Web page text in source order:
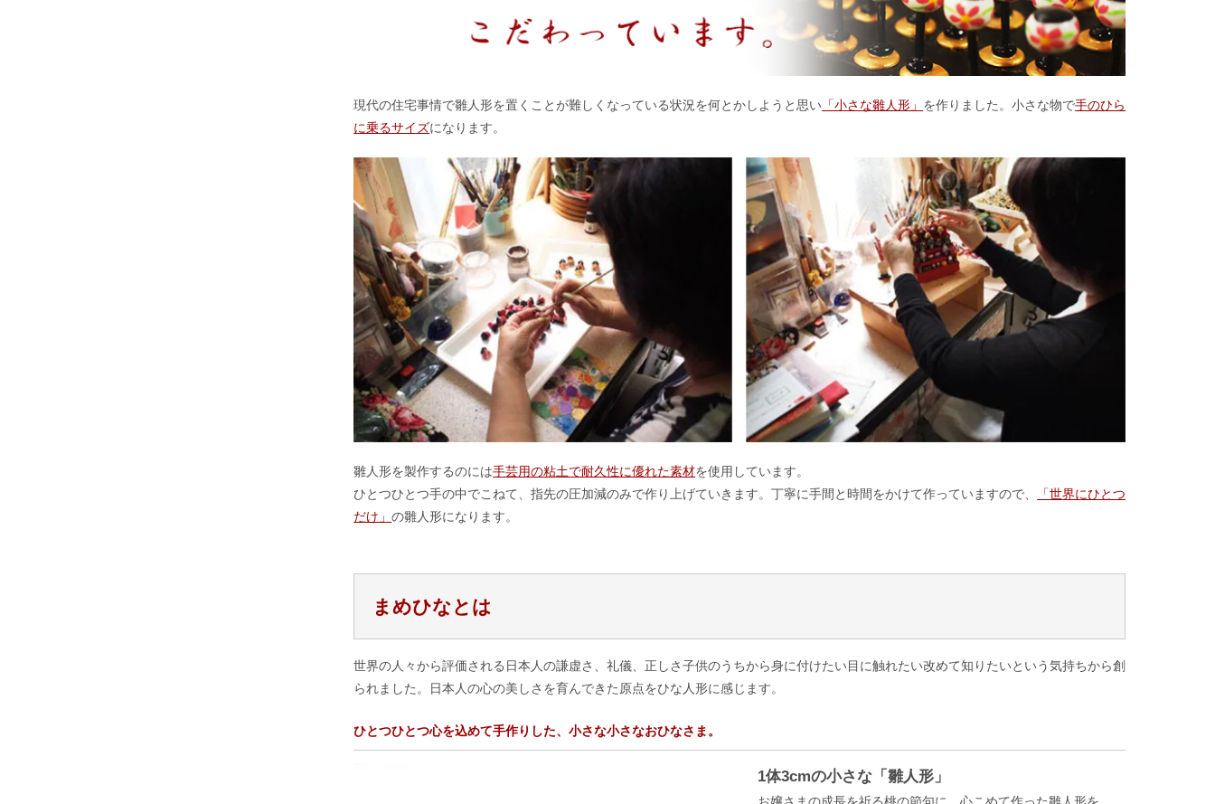
現代の住宅事情で雛人形を置くことが難しくなっている状況を何とかしようと思い 「小さな雛人形」 を作りました。小さな物で手のひら
に乗るサイズになります。
雛人形を製作するのには手芸用の粘土で耐久性に優れた素材を使用しています。
ひとつひとつ手の中でこねて、指先の圧加減のみで作り上げていきます。丁寧に手間と時間をかけて作っていますので、
「世界にひとつ
だけ」の雛人形になります。
まめひなとは
世界の人々から評価される日本人の謙虚さ、礼儀、正しさ子供のうちから身に付けたい目に触れたい改めて知りたいという気持ちから創
られました。日本人の心の美しさを育んできた原点をひな人形に感じます。
ひとつひとつ心を込めて手作りした、小さな小さなおひなさま。
1体3cmの小さな「雛人形」